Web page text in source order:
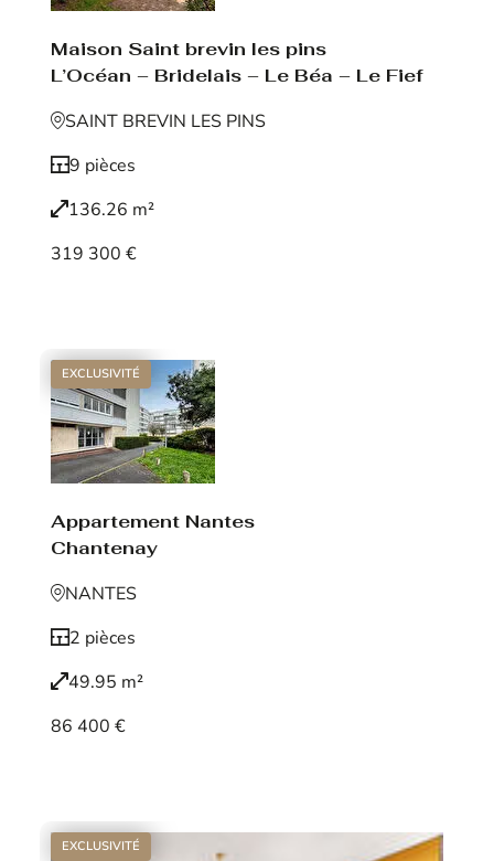
Maison Saint brevin les pins
L’Océan – Bridelais – Le Béa – Le Fief
SAINT BREVIN LES PINS
9 pièces
136.26 m²
319 300 €
EXCLUSIVITÉ
Appartement Nantes
Chantenay
NANTES
2 pièces
49.95 m²
86 400 €
EXCLUSIVITÉ